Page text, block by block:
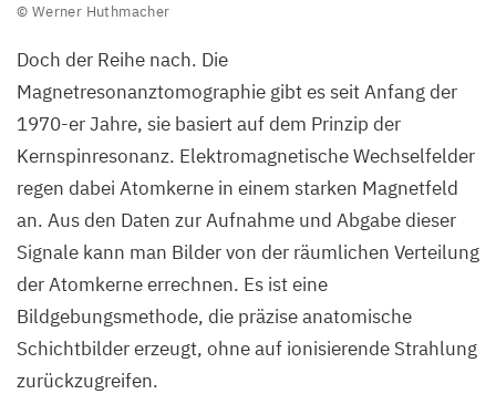
Huthmacher
© Werner Huthmacher
Doch der Reihe nach. Die
Magnetresonanztomographie gibt es seit Anfang der
1970-er Jahre, sie basiert auf dem Prinzip der
Kernspinresonanz. Elektromagnetische Wechselfelder
regen dabei Atomkerne in einem starken Magnetfeld
an. Aus den Daten zur Aufnahme und Abgabe dieser
Signale kann man Bilder von der räumlichen Verteilung
der Atomkerne errechnen. Es ist eine
Bildgebungsmethode, die präzise anatomische
Schichtbilder erzeugt, ohne auf ionisierende Strahlung
zurückzugreifen.